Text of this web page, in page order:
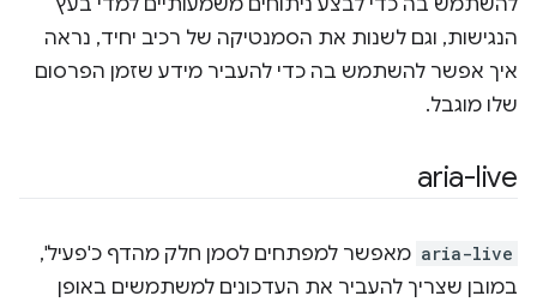
להשתמש בה כדי לבצע ניתוחים משמעותיים למדי בעץ
הנגישות, וגם לשנות את הסמנטיקה של רכיב יחיד, נראה
איך אפשר להשתמש בה כדי להעביר מידע שזמן הפרסום
שלו מוגבל.
aria-live
aria-live מאפשר למפתחים לסמן חלק מהדף כ'פעיל',
במובן שצריך להעביר את העדכונים למשתמשים באופן